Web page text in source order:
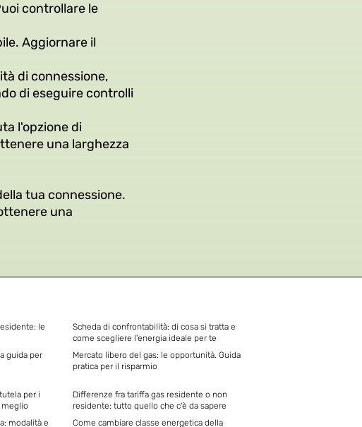
controllare le
Aggiornare il
di connessione,
di eseguire controlli
l'opzione di
una larghezza
tua connessione.
una
le
Scheda di confrontabilità: di cosa si tratta e
come scegliere l'energia ideale per te
guida per
Mercato libero del gas: le opportunità. Guida
pratica per il risparmio
per i
meglio
Differenze fra tariffa gas residente o non
residente: tutto quello che c'è da sapere
modalità e Come cambiare classe energetica della